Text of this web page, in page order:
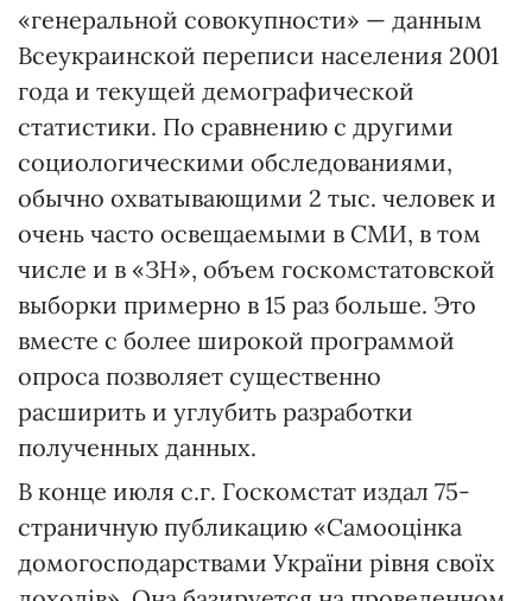
«генеральной совокупности» — данным
Всеукраинской переписи населения 2001
года и текущей демографической
статистики. По сравнению с другими
социологическими обследованиями,
обычно охватывающими 2 тыс. человек и
очень часто освещаемыми в СМИ, в том
числе и в «ЗН», объем госкомстатовской
выборки примерно в 15 раз больше. Это
вместе с более широкой программой
опроса позволяет существенно
расширить и углубить разработки
полученных данных.
В конце июля с.г. Госкомстат издал 75-
страничную публикацию «Самооцінка
домогосподарствами України рівня своїх